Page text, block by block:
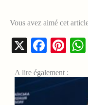
Vous avez aimé cet
X
A lire également :